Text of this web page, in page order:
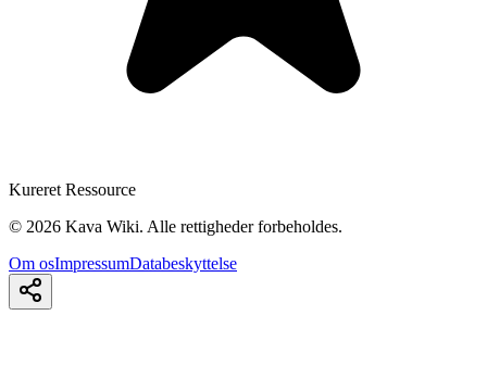
Kureret Ressource
© 2026 Kava Wiki. Alle rettigheder forbeholdes.
Om osImpressumDatabeskyttelse